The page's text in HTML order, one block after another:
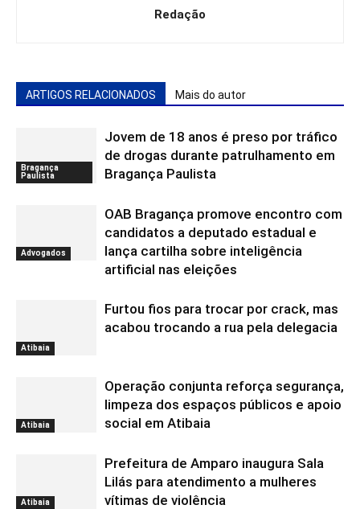
Redação
ARTIGOS RELACIONADOS Mais do autor
Bragança
Paulista
Jovem de 18 anos é preso por tráfico
de drogas durante patrulhamento em
Bragança Paulista
Advogados
OAB Bragança promove encontro com
candidatos a deputado estadual e
lança cartilha sobre inteligência
artificial nas eleições
Atibaia
Furtou fios para trocar por crack, mas
acabou trocando a rua pela delegacia
Atibaia
Operação conjunta reforça segurança,
limpeza dos espaços públicos e apoio
social em Atibaia
Atibaia
Prefeitura de Amparo inaugura Sala
Lilás para atendimento a mulheres
vítimas de violência